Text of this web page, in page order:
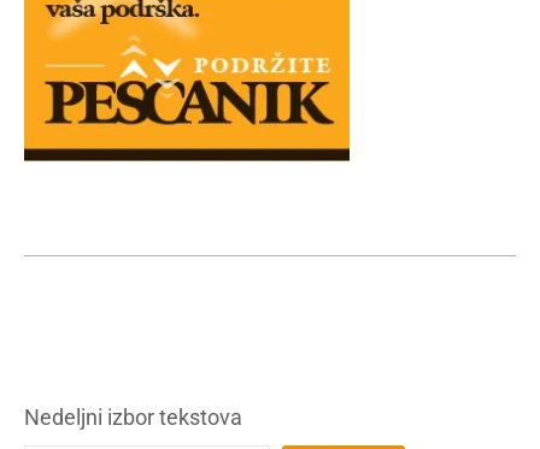
Nedeljni izbor tekstova